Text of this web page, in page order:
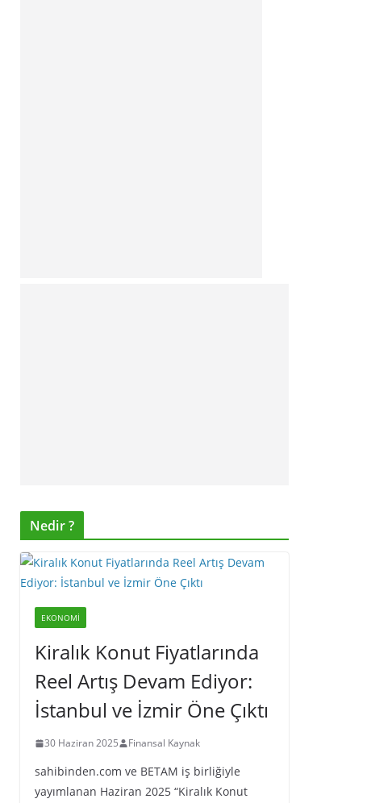
Nedir ?
EKONOMI
Kiralık Konut Fiyatlarında
Reel Artış Devam Ediyor:
İstanbul ve İzmir Öne Çıktı
30 Haziran 2025 Finansal Kaynak
sahibinden.com ve BETAM iş birliğiyle
yayımlanan Haziran 2025 “Kiralık Konut